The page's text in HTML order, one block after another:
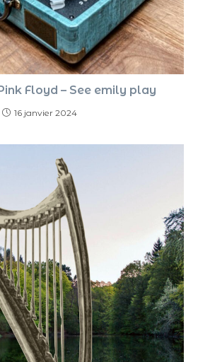
Floyd – See emily play
16 janvier 2024